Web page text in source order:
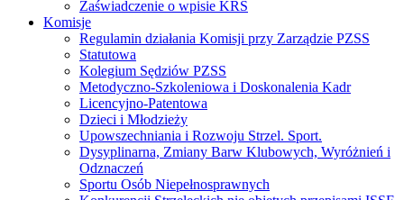
Zaświadczenie o wpisie KRS
Komisje
Regulamin działania Komisji przy Zarządzie PZSS
Statutowa
Kolegium Sędziów PZSS
Metodyczno-Szkoleniowa i Doskonalenia Kadr
Licencyjno-Patentowa
Dzieci i Młodzieży
Upowszechniania i Rozwoju Strzel. Sport.
Dysyplinarna, Zmiany Barw Klubowych, Wyróżnień i
Odznaczeń
Sportu Osób Niepełnosprawnych